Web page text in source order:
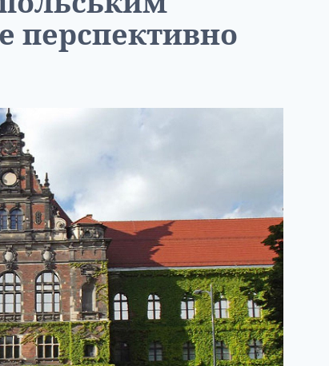
перспективно